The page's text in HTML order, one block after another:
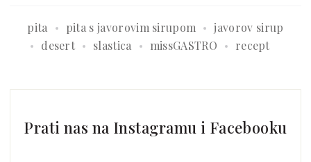
pita pita s javorovim sirupom
javorov sirup
desert
slastica missGASTRO recept
Prati nas na Instagramu i Facebooku